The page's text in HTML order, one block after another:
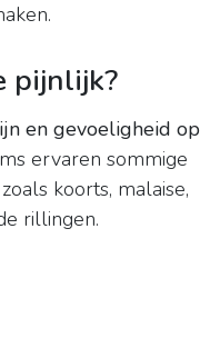
pijnlijk?
en gevoeligheid op
ervaren sommige
koorts, malaise,
rillingen.